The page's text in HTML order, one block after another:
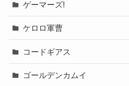
ゲーマーズ!
ケロロ軍曹
コードギアス
ゴールデンカムイ